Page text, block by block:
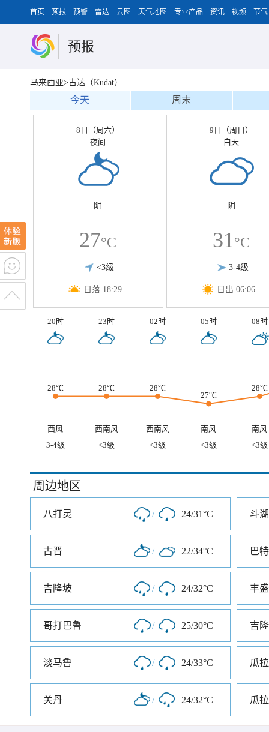
首页 预报 预警 雷达 云图 天气地图 专业产品 资讯 视频 节气
预报
马来西亚>古达（Kudat）
今天 周末
8日（周六）
夜间
阴
27°C
<3级
日落 18:29
9日（周日）
白天
阴
31°C
3-4级
日出 06:06
20时 23时 02时 05时 08时
28℃ 28℃
28℃
27℃
28℃
西风 西南风 西南风 南风
南风
3-4级
<3级 <3级 <3级 <3级
周边地区
八打灵 / 24/31°C 斗湖
古晋 / 22/34°C 巴
吉隆坡 / 24/32°C 丰
哥打巴鲁 / 25/30°C 吉
淡马鲁 / 24/33°C 瓜
关丹 / 24/32°C 瓜